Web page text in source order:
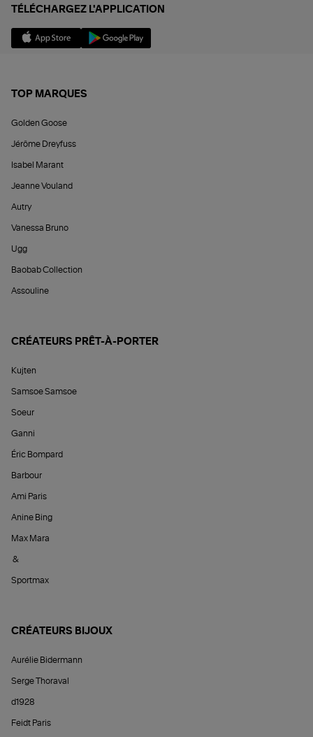
TÉLÉCHARGEZ L'APPLICATION
TOP MARQUES
Golden Goose
Jérôme Dreyfuss
Isabel Marant
Jeanne Vouland
Autry
Vanessa Bruno
Ugg
Baobab Collection
Assouline
CRÉATEURS PRÊT-À-PORTER
Kujten
Samsoe Samsoe
Soeur
Ganni
Éric Bompard
Barbour
Ami Paris
Anine Bing
Max Mara
&
Sportmax
CRÉATEURS BIJOUX
Aurélie Bidermann
Serge Thoraval
d1928
Feidt Paris